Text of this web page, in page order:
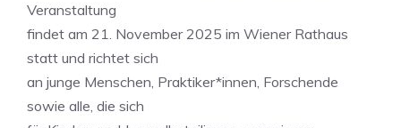
Veranstaltung
findet am 21. November 2025 im Wiener Rathaus
statt und richtet sich
an junge Menschen, Praktiker*innen, Forschende
sowie alle, die sich